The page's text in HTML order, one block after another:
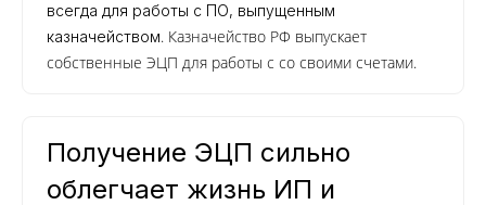
всегда для работы с ПО, выпущенным
казначейством. Казначейство РФ выпускает
собственные ЭЦП для работы с со своими счетами.
Получение ЭЦП сильно
облегчает жизнь ИП и